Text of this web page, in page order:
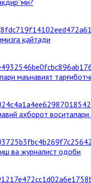
қайтади
маънавият
ахборот воситалари
ва журналист одоби